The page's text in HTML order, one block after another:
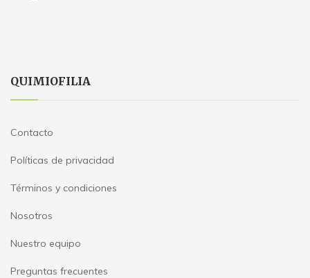
QUIMIOFILIA
Contacto
Políticas de privacidad
Términos y condiciones
Nosotros
Nuestro equipo
Preguntas frecuentes